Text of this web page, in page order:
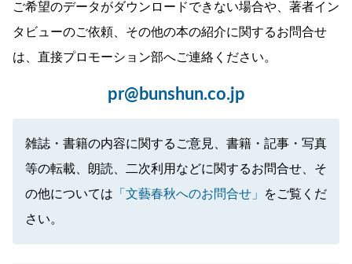
ご希望のデータがダウンロードできない場合や、著者イン
タビューのご依頼、その他の本の紹介に関するお問合せ
は、直接プロモーション部へご連絡ください。
pr@bunshun.co.jp
雑誌・書籍の内容に関するご意見、書籍・記事・写真
等の転載、朗読、二次利用などに関するお問合せ、そ
の他については 「文藝春秋へのお問合せ」
をご覧くだ
さい。